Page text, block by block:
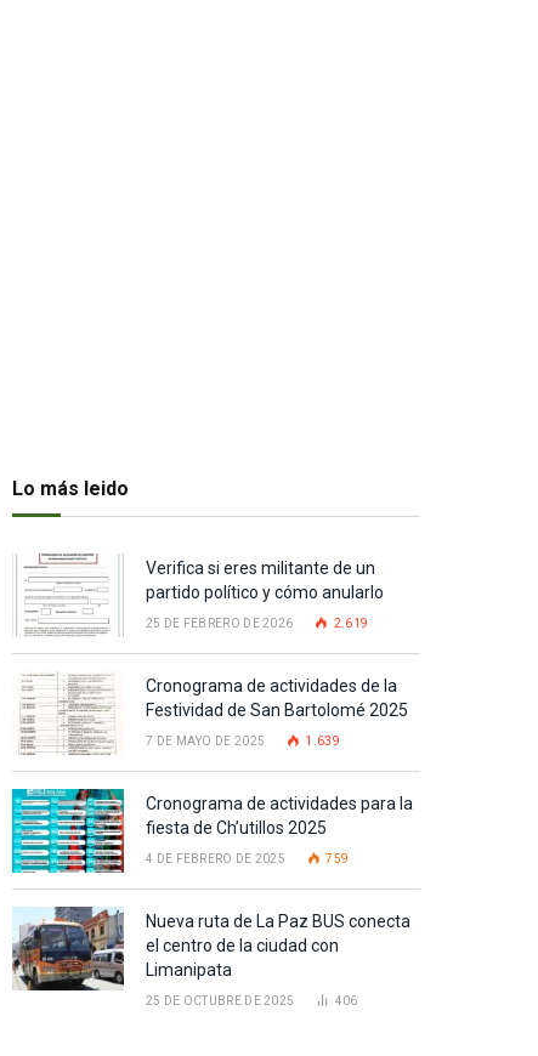
Lo más leido
Verifica si eres militante de un
partido político y cómo anularlo
25 DE FEBRERO DE 2026 2.619
Cronograma de actividades de la
Festividad de San Bartolomé 2025
7 DE MAYO DE 2025 1.639
Cronograma de actividades para la
fiesta de Ch’utillos 2025
4 DE FEBRERO DE 2025 759
Nueva ruta de La Paz BUS conecta
el centro de la ciudad con
Limanipata
25 DE OCTUBRE DE 2025 406